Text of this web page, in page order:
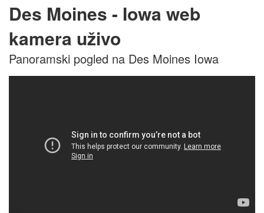
Des Moines - Iowa web
kamera uživo
Panoramski pogled na Des Moines Iowa